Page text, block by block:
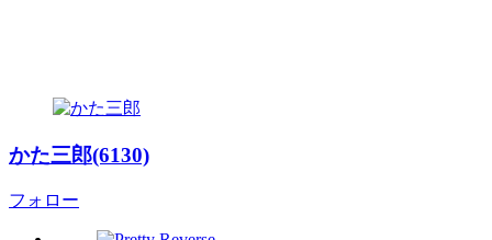
かた三郎(6130)
フォロー